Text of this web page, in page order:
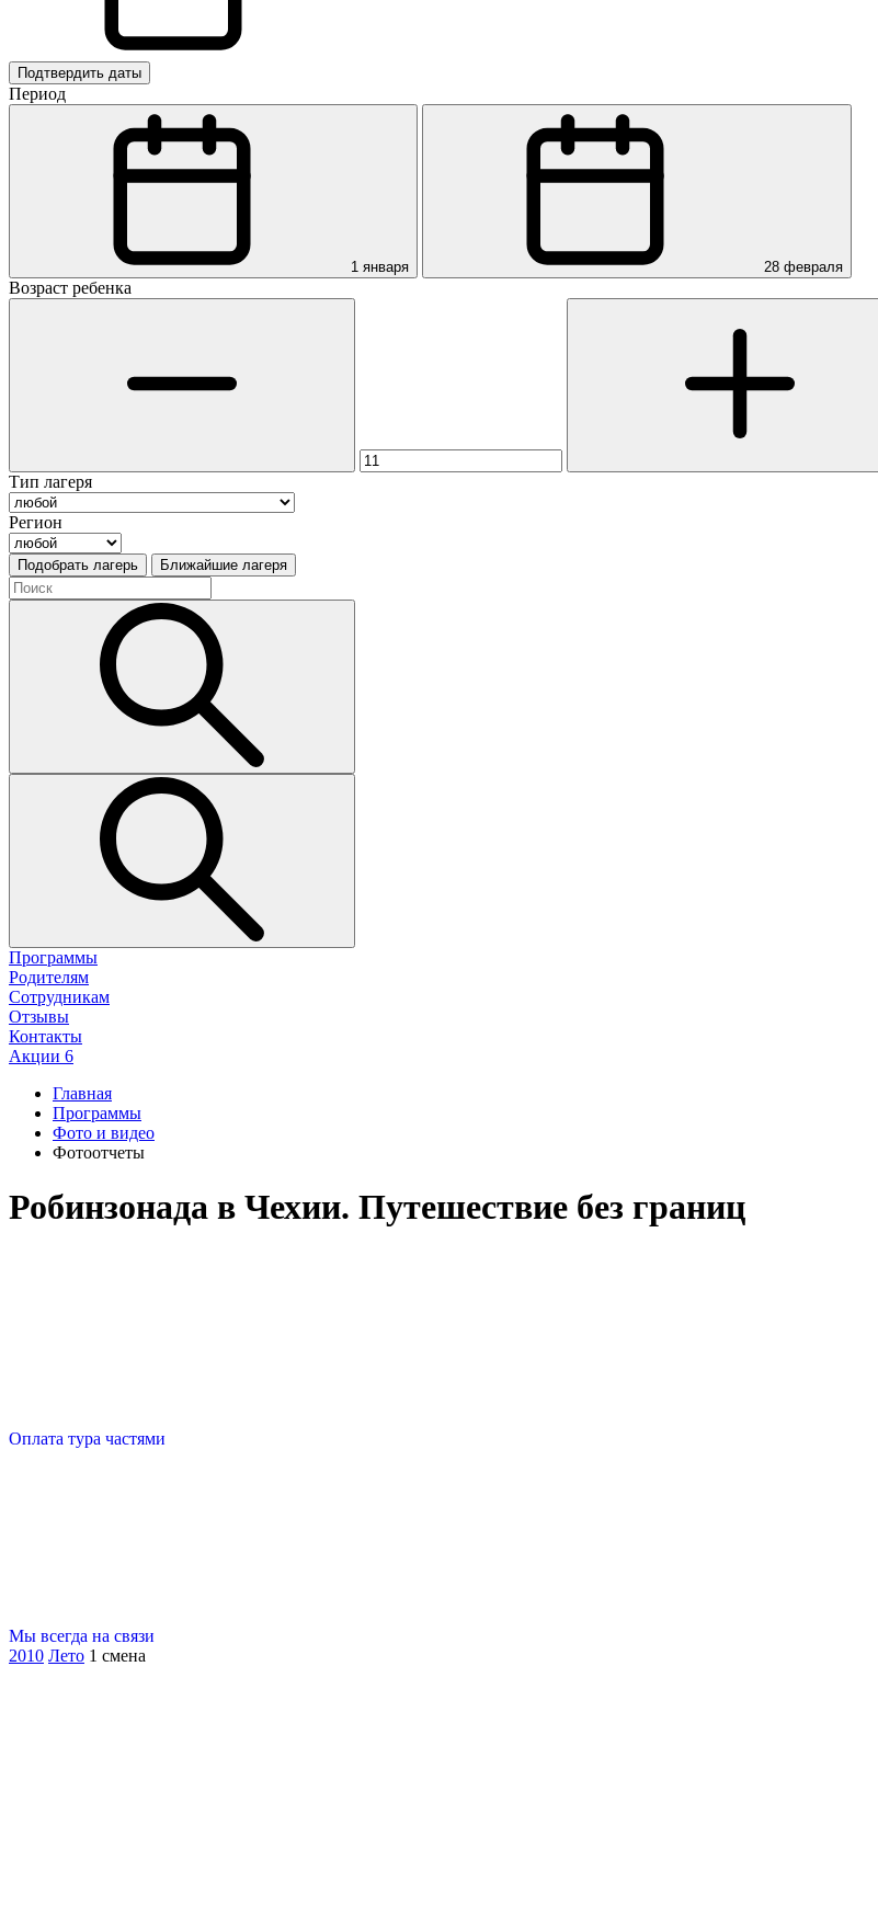
Подтвердить даты
Период
1 января 28 февраля
Возраст ребенка
Тип лагеря
Регион
Подобрать лагерь Ближайшие лагеря
Программы
Родителям
Сотрудникам
Отзывы
Контакты
Акции 6
Главная
Программы
Фото и видео
Фотоотчеты
Робинзонада в Чехии. Путешествие без границ
Оплата тура частями
Мы всегда на связи
2010 Лето 1 смена